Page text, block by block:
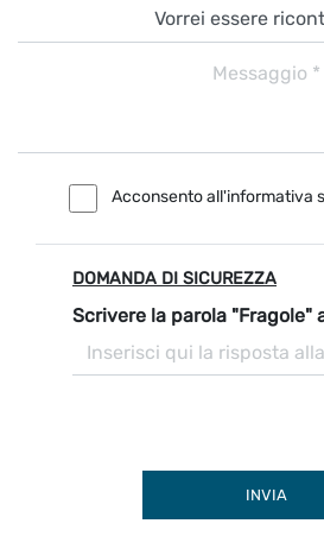
Acconsento all'informativa
DOMANDA DI SICUREZZA
Scrivere la parola "Fragole"
INVIA